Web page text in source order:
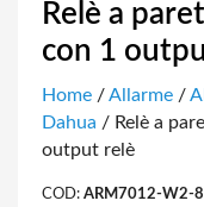
Relè a
con 1
Home /Allarme /
Dahua / Relè a
output relè
COD: ARM7012-W2-